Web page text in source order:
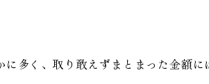
多く、取り敢えずまとまった金額